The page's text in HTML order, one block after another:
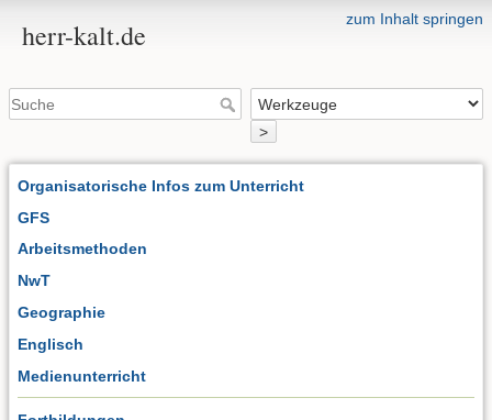
zum Inhalt springen
herr-kalt.de
>
Organisatorische Infos zum Unterricht
GFS
Arbeitsmethoden
NwT
Geographie
Englisch
Medienunterricht